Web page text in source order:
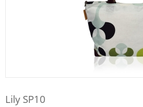
Lily SP10